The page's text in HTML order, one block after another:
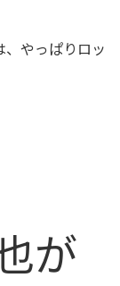
やっぱりロッ
が